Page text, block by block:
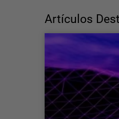
Por qué es
ciberseguridad es
capacidades, no
para descubrir
pueden ayudar a
críticas.
Artículos